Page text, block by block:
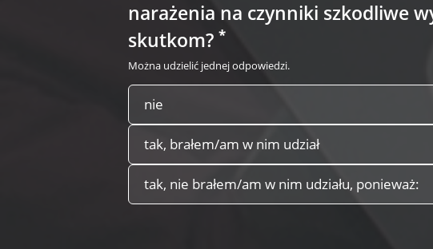
narażenia na czynniki szkodliwe
skutkom? *
Można udzielić jednej odpowiedzi.
nie
tak, brałem/am w nim udział
tak, nie brałem/am w nim udziału, ponieważ: